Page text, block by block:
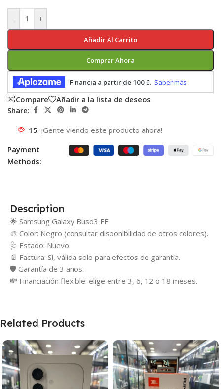
- +
Añadir Al Carrito
Comprar Ahora
Compare
Añadir a la lista de deseos
Share:
15 ¡Gente viendo este producto ahora!
Payment
Methods:
Description
🌟 Samsung Galaxy Busd3 FE
🎨 Color: Negro (consultar disponibilidad de otros colores).
🩺 Estado: Nuevo.
📄 Factura: Si, válida solo para efectos de garantía.
🛡️ Garantía de 3 años.
💸 Financiación flexible: elige entre 3, 6, 12 o 18 meses.
Related Products